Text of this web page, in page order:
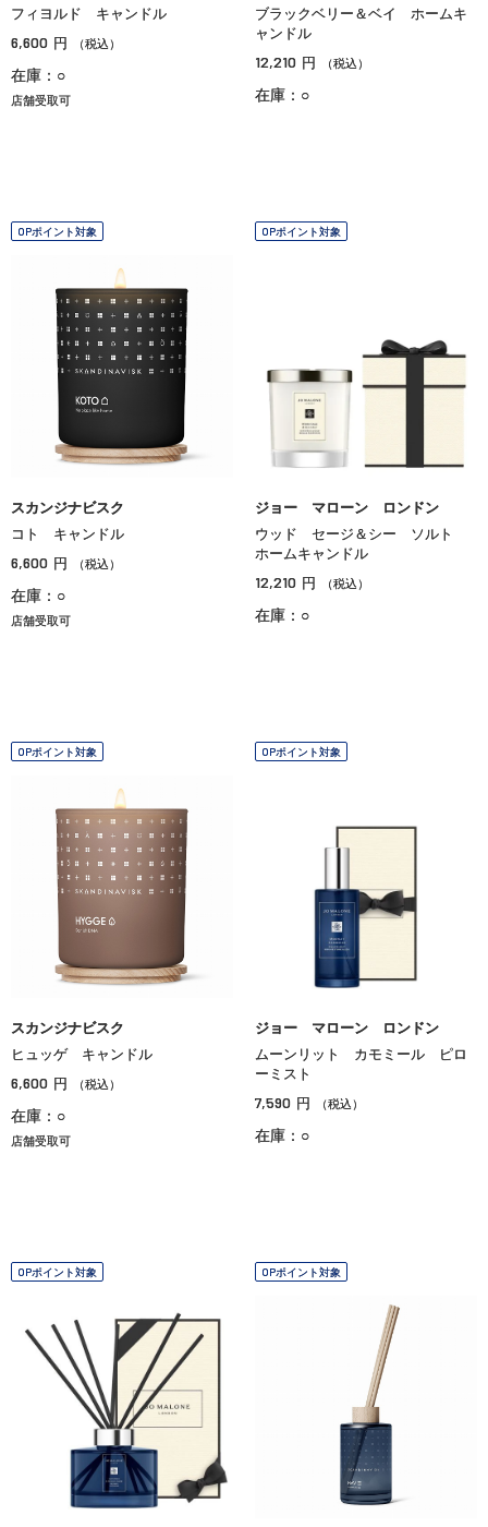
フィヨルド キャンドル
6,600 円 （税込）
在庫：○
店舗受取可
ブラックベリー＆ベイ ホームキ
ャンドル
12,210 円 （税込）
在庫：○
OPポイント対象
スカンジナビスク
コト キャンドル
6,600 円 （税込）
在庫：○
店舗受取可
OPポイント対象
ジョー マローン ロンドン
ウッド セージ＆シー ソルト
ホームキャンドル
12,210 円 （税込）
在庫：○
OPポイント対象
スカンジナビスク
ヒュッゲ キャンドル
6,600 円 （税込）
在庫：○
店舗受取可
OPポイント対象
ジョー マローン ロンドン
ムーンリット カモミール ピロ
ーミスト
7,590 円 （税込）
在庫：○
OPポイント対象 OPポイント対象